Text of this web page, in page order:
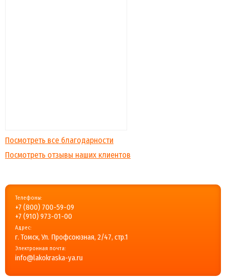
Посмотреть все благодарности
Посмотреть отзывы наших клиентов
Телефоны:
+7 (800) 700-59-09
+7 (910) 973-01-00
Адрес:
г. Томск, Ул. Профсоюзная, 2/47, стр.1
Электронная почта:
info@lakokraska-ya.ru